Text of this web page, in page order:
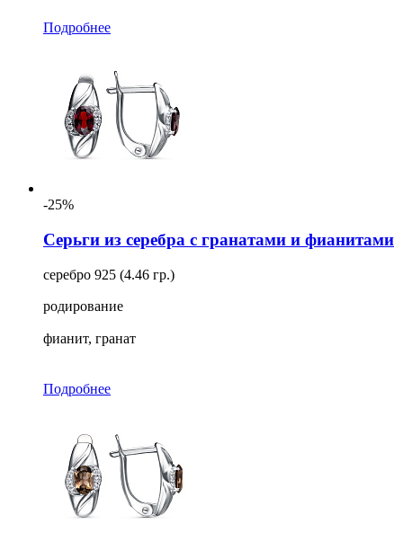
Подробнее
-25%
Серьги из серебра с гранатами и фианитами
серебро 925 (4.46 гр.)
родирование
фианит, гранат
Подробнее